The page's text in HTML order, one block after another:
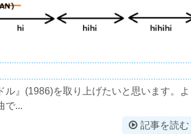
』(1986)を取り上げたいと思います。よ
で...
記事を読む